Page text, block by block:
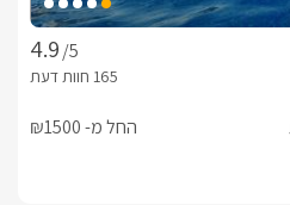
/5
החל מ- ₪1500